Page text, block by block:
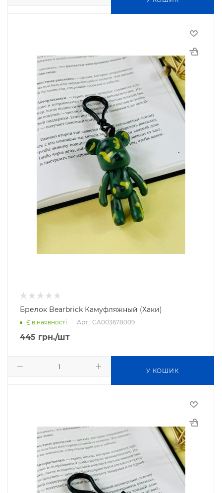
Брелок Bearbrick Камуфляжный (Хаки)
Є в наявності Арт.: GA003678009
445 грн./шт
У КОШИК